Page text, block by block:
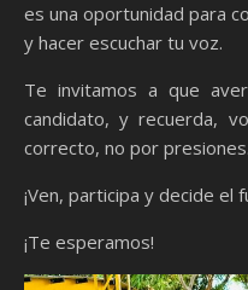
es una oportunidad para
y hacer escuchar tu voz.
Te invitamos a que
candidato, y recuerda,
correcto, no por presiones.
¡Ven, participa y decide el
¡Te esperamos!